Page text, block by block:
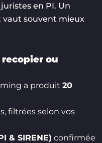
en PI. Un
souvent mieux
ou
a produit 20
filtrées selon vos
& SIRENE) confirmée